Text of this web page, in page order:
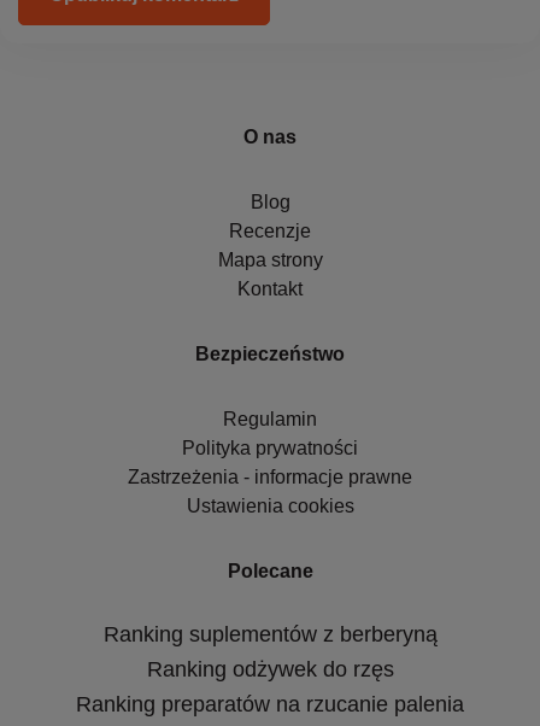
O nas
Blog
Recenzje
Mapa strony
Kontakt
Bezpieczeństwo
Regulamin
Polityka prywatności
Zastrzeżenia - informacje prawne
Ustawienia cookies
Polecane
Ranking suplementów z berberyną
Ranking odżywek do rzęs
Ranking preparatów na rzucanie palenia